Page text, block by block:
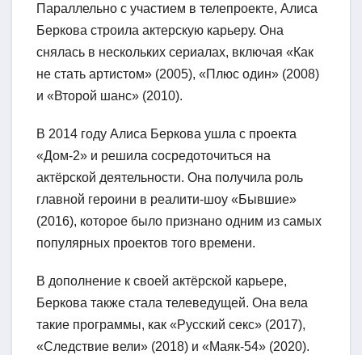
Параллельно с участием в телепроекте, Алиса
Беркова строила актерскую карьеру. Она
снялась в нескольких сериалах, включая «Как
не стать артистом» (2005), «Плюс один» (2008)
и «Второй шанс» (2010).
В 2014 году Алиса Беркова ушла с проекта
«Дом-2» и решила сосредоточиться на
актёрской деятельности. Она получила роль
главной героини в реалити-шоу «Бывшие»
(2016), которое было признано одним из самых
популярных проектов того времени.
В дополнение к своей актёрской карьере,
Беркова также стала телеведущей. Она вела
такие программы, как «Русский секс» (2017),
«Следствие вели» (2018) и «Маяк-54» (2020).